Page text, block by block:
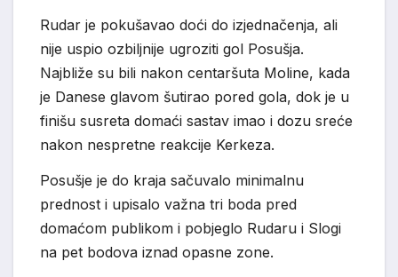
Rudar je pokušavao doći do izjednačenja, ali
nije uspio ozbiljnije ugroziti gol Posušja.
Najbliže su bili nakon centaršuta Moline, kada
je Danese glavom šutirao pored gola, dok je u
finišu susreta domaći sastav imao i dozu sreće
nakon nespretne reakcije Kerkeza.
Posušje je do kraja sačuvalo minimalnu
prednost i upisalo važna tri boda pred
domaćom publikom i pobjeglo Rudaru i Slogi
na pet bodova iznad opasne zone.